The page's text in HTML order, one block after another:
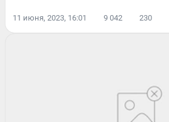
11 июня, 2023, 16:01 9 042 230